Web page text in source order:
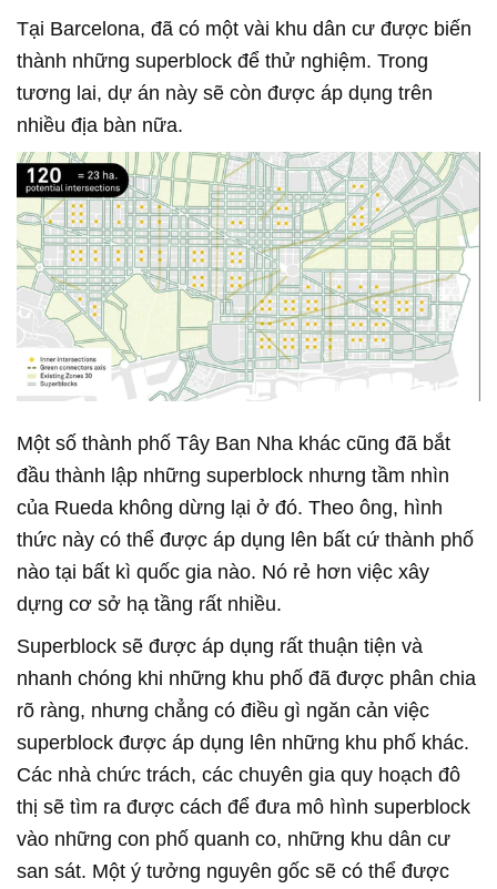
Tại Barcelona, đã có một vài khu dân cư được biến
thành những superblock để thử nghiệm. Trong
tương lai, dự án này sẽ còn được áp dụng trên
nhiều địa bàn nữa.
Một số thành phố Tây Ban Nha khác cũng đã bắt
đầu thành lập những superblock nhưng tầm nhìn
của Rueda không dừng lại ở đó. Theo ông, hình
thức này có thể được áp dụng lên bất cứ thành phố
nào tại bất kì quốc gia nào. Nó rẻ hơn việc xây
dựng cơ sở hạ tầng rất nhiều.
Superblock sẽ được áp dụng rất thuận tiện và
nhanh chóng khi những khu phố đã được phân chia
rõ ràng, nhưng chẳng có điều gì ngăn cản việc
superblock được áp dụng lên những khu phố khác.
Các nhà chức trách, các chuyên gia quy hoạch đô
thị sẽ tìm ra được cách để đưa mô hình superblock
vào những con phố quanh co, những khu dân cư
san sát. Một ý tưởng nguyên gốc sẽ có thể được